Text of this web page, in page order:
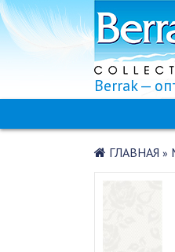
Berrak —
ГЛАВНАЯ »